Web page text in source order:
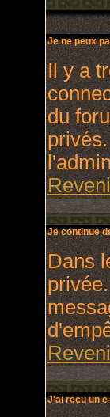
Je ne peux
Il y a
du
Je continue
Dans
J'ai reçu un